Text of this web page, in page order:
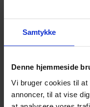
Samtykke
Denne hjemmeside
Vi bruger cookies til
annoncer, til at vise
Service
med i prisen, så du er godt
Læs mere